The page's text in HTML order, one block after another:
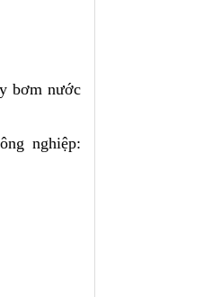
bơm nước
nghiệp: